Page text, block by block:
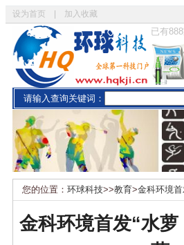
设为首页 加入收藏
已有888
请输入查询关键词：
您的位置： 环球科技>>教育>金科环境首
金科环境首发“水